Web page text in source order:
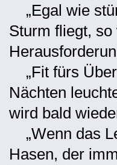
„Egal wie
Sturm fliegt,
„Fit fürs
Nächten
wird bald
„Wenn das
Hasen, der